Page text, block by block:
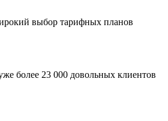
выбор тарифных планов
более 23 000 довольных клиентов